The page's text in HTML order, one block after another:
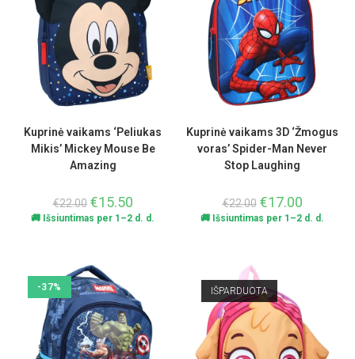
Kuprinė vaikams ‘Peliukas
Mikis’ Mickey Mouse Be
Amazing
€22.00 €15.50
🚚 Išsiuntimas per 1–2 d. d.
Kuprinė vaikams 3D ‘Žmogus
voras’ Spider-Man Never
Stop Laughing
€22.00 €17.00
🚚 Išsiuntimas per 1–2 d. d.
-37% IŠPARDUOTA